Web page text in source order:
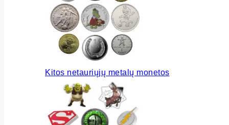
Kitos netauriųjų metalų monetos